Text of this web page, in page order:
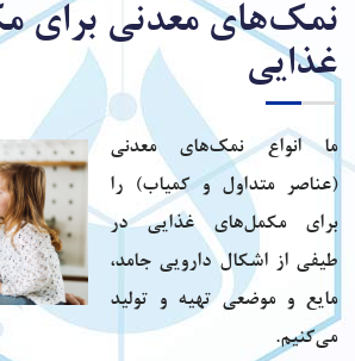
نمک‌های معدنی برای
غذایی
ما انواع نمک‌های معدنی
(عناصر متداول و کمیاب) را
برای مکمل‌های غذایی در
طیفی از اشکال دارویی جامد،
مایع و موضعی تهیه و تولید
می‌کنیم.